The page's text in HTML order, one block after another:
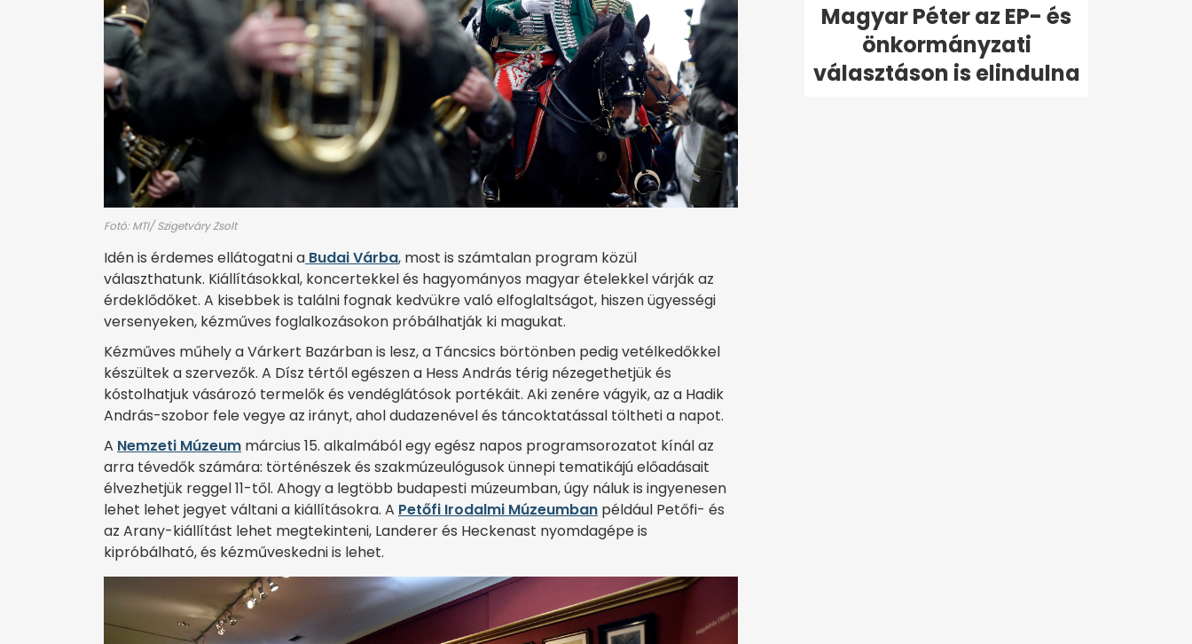
Fotó: MTI/ Szigetváry Zsolt
Idén is érdemes ellátogatni a Budai Várba, most is számtalan program közül
választhatunk. Kiállításokkal, koncertekkel és hagyományos magyar ételekkel várják az
érdeklődőket. A kisebbek is találni fognak kedvükre való elfoglaltságot, hiszen ügyességi
versenyeken, kézműves foglalkozásokon próbálhatják ki magukat.
Kézműves műhely a Várkert Bazárban is lesz, a Táncsics börtönben pedig vetélkedőkkel
készültek a szervezők. A Dísz tértől egészen a Hess András térig nézegethetjük és
kóstolhatjuk vásározó termelők és vendéglátósok portékáit. Aki zenére vágyik, az a Hadik
András-szobor fele vegye az irányt, ahol dudazenével és táncoktatással töltheti a napot.
A Nemzeti Múzeum március 15. alkalmából egy egész napos programsorozatot kínál az
arra tévedők számára: történészek és szakmúzeulógusok ünnepi tematikájú előadásait
élvezhetjük reggel 11-től. Ahogy a legtöbb budapesti múzeumban, úgy náluk is ingyenesen
lehet lehet jegyet váltani a kiállításokra. A Petőfi Irodalmi Múzeumban például Petőfi- és
az Arany-kiállítást lehet megtekinteni, Landerer és Heckenast nyomdagépe is
kipróbálható, és kézműveskedni is lehet.
Magyar Péter az EP- és
önkormányzati
választáson is elindulna